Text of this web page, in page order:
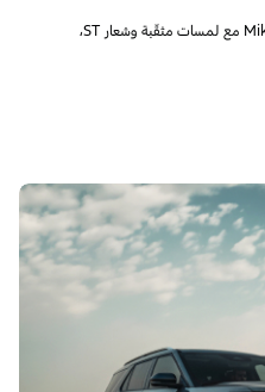
‎ مع لمسات مثقّبة وشعار ST،